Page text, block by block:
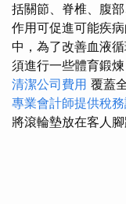
括關節、脊椎、腹
作用可促進可能疾病
中，為了改善血液
須進行一些體育鍛
清潔公司費用 覆蓋
專業會計師提供稅
將滾輪墊放在客人